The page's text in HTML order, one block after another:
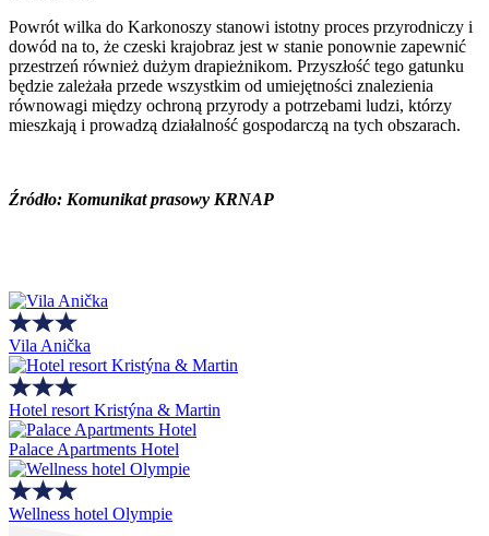
Powrót wilka do Karkonoszy stanowi istotny proces przyrodniczy i
dowód na to, że czeski krajobraz jest w stanie ponownie zapewnić
przestrzeń również dużym drapieżnikom. Przyszłość tego gatunku
będzie zależała przede wszystkim od umiejętności znalezienia
równowagi między ochroną przyrody a potrzebami ludzi, którzy
mieszkają i prowadzą działalność gospodarczą na tych obszarach.
Źródło: Komunikat prasowy KRNAP
Vila Anička
Hotel resort Kristýna & Martin
Palace Apartments Hotel
Wellness hotel Olympie